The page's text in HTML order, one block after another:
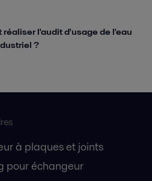
réaliser l'audit d'usage de l'eau
?
à plaques et joints
pour échangeur